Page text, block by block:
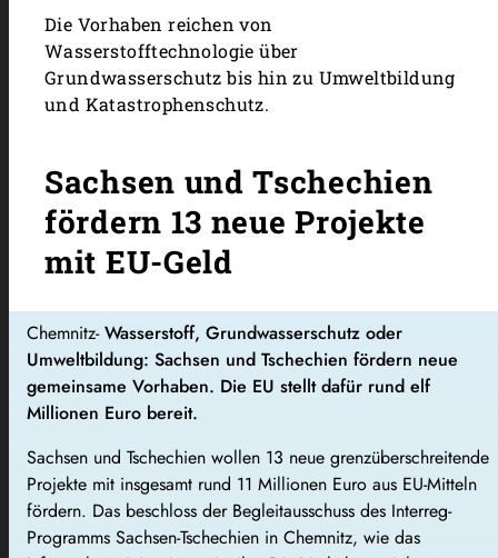
Die Vorhaben reichen von
Wasserstofftechnologie über
Grundwasserschutz bis hin zu Umweltbildung
und Katastrophenschutz.
Sachsen und Tschechien
fördern 13 neue Projekte
mit EU-Geld
Chemnitz-Wasserstoff, Grundwasserschutz oder
Umweltbildung: Sachsen und Tschechien fördern neue
gemeinsame Vorhaben. Die EU stellt dafür rund elf
Millionen Euro bereit.
Sachsen und Tschechien wollen 13 neue grenzüberschreitende
Projekte mit insgesamt rund 11 Millionen Euro aus EU-Mitteln
fördern. Das beschloss der Begleitausschuss des Interreg-
Programms Sachsen-Tschechien in Chemnitz, wie das